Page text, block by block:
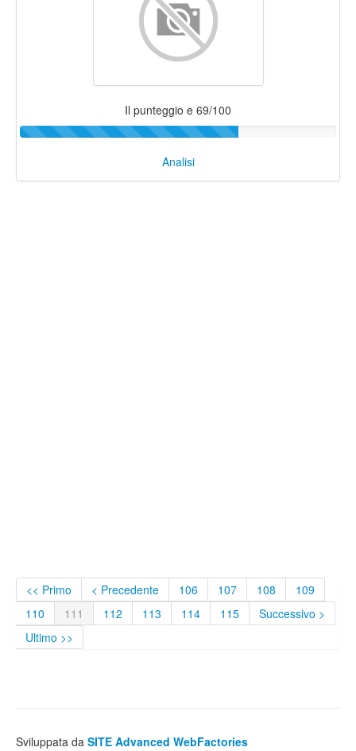
Il punteggio e 69/100
Analisi
<< Primo < Precedente 106 107 108
109
110
111 112 113 114 115
Successivo >
Ultimo >>
Sviluppata da SITE Advanced WebFactories